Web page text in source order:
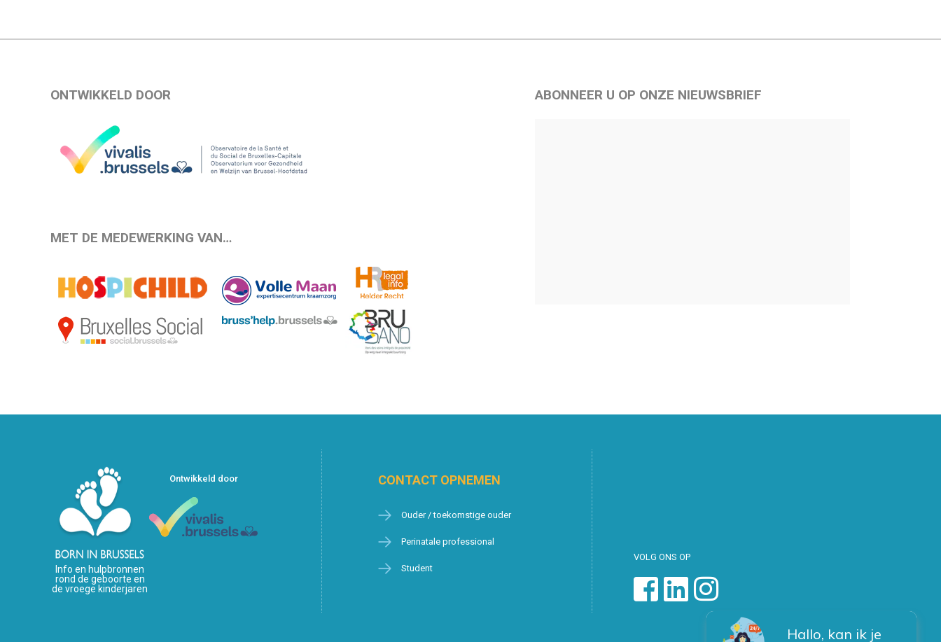
ONTWIKKELD DOOR
MET DE MEDEWERKING VAN…
ABONNEER U OP ONZE NIEUWSBRIEF
Info en hulpbronnen
rond de geboorte en
de vroege kinderjaren
Ontwikkeld door CONTACT OPNEMEN
Ouder / toekomstige ouder
Perinatale professional
Student
VOLG ONS OP
Hallo, kan ik je